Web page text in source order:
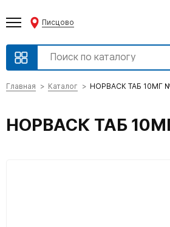
Писцово
Главная Каталог НОРВАСК ТАБ 10МГ
НОРВАСК ТАБ